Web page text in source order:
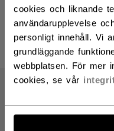
cookies och liknande
användarupplevelse
personligt innehåll. Vi
grundläggande
webbplatsen. För mer
cookies, se vår
299,00 kr
3 colors